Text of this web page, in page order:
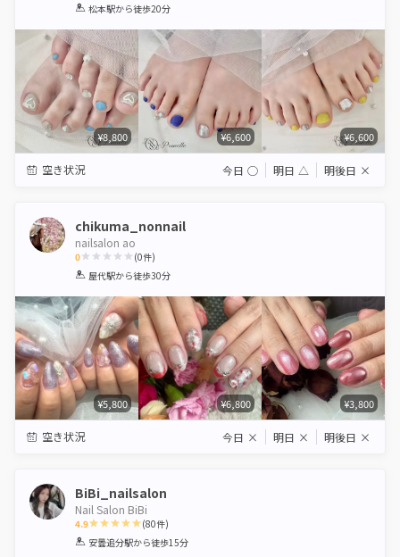
1 2 3 4 5
松本駅から徒歩20分
¥8,800 ¥6,600 ¥6,600
空き状況 今日 ◯ 明日 △ 明後日 ×
chikuma_nonnail
nailsalon ao
0
1 2 3 4 5
(0件)
屋代駅から徒歩30分
¥5,800 ¥6,800 ¥3,800
空き状況 今日 × 明日 × 明後日 ×
BiBi_nailsalon
Nail Salon BiBi
4.9
1 2 3 4 5
(80件)
安曇追分駅から徒歩15分